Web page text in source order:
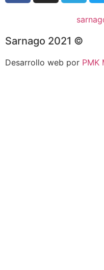
Sarnago 2021 ©
Desarrollo web por PMK